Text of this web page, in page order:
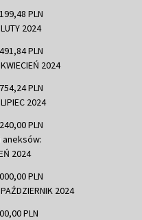
PLN
2024
PLN
2024
PLN
2024
PLN
aneksów:
2024
PLN
2024
PLN